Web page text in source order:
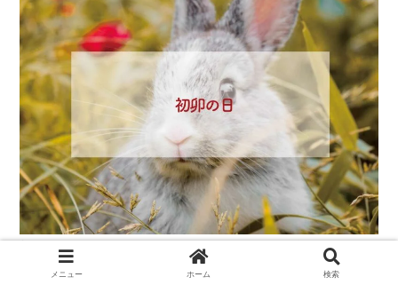
初卯の日2026年1月5日卯杖と卯槌と亀戸天神
初卯は「はつう」と読みます。これはその年始まって最初の卯の日の
メニュー ホーム 検索